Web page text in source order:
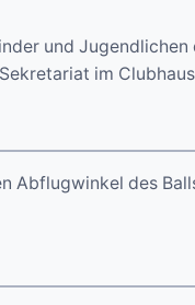
und Jugendlichen
im
Abflugwinkel des